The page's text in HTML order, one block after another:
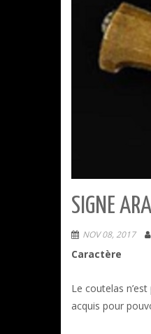
SIGNE
NOV 08, 2017
Caractère
Le coutelas
acquis pour